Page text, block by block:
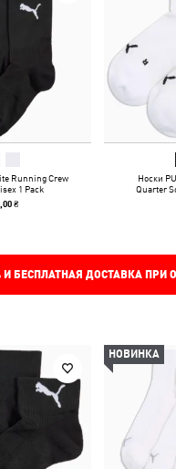
Running Crew
1 Pack
₴
Носки
Quarter
И БЕСПЛАТНАЯ ДОСТАВКА ПРИ
НОВИНКА